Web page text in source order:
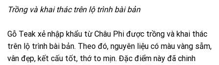
Trồng và khai thác trên lộ trình bài bản
Gỗ Teak xẻ nhập khẩu từ Châu Phi được trồng và khai thác
trên lộ trình bài bản. Theo đó, nguyên liệu có màu vàng sẫm,
vân đẹp, kết cấu tốt, thớ to mịn. Đặc điểm này đã chinh